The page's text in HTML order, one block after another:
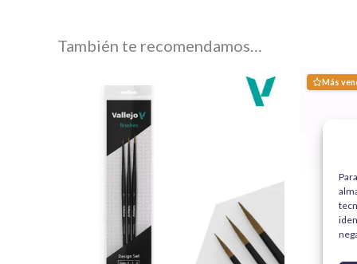
También te recomendamos…
Más